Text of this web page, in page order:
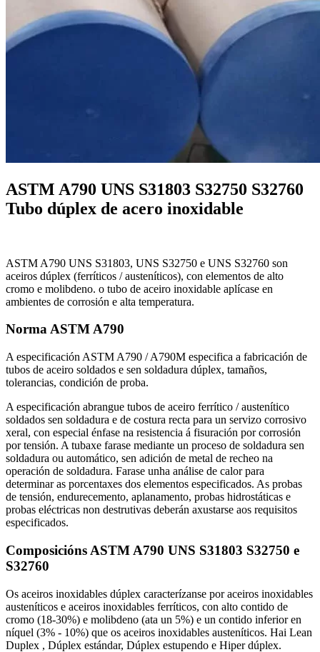
ASTM A790 UNS S31803 S32750 S32760
Tubo dúplex de acero inoxidable
ASTM A790 UNS S31803, UNS S32750 e UNS S32760 son
aceiros dúplex (ferríticos / austeníticos), con elementos de alto
cromo e molibdeno. o tubo de aceiro inoxidable aplícase en
ambientes de corrosión e alta temperatura.
Norma ASTM A790
A especificación ASTM A790 / A790M especifica a fabricación de
tubos de aceiro soldados e sen soldadura dúplex, tamaños,
tolerancias, condición de proba.
A especificación abrangue tubos de aceiro ferrítico / austenítico
soldados sen soldadura e de costura recta para un servizo corrosivo
xeral, con especial énfase na resistencia á fisuración por corrosión
por tensión. A tubaxe farase mediante un proceso de soldadura sen
soldadura ou automático, sen adición de metal de recheo na
operación de soldadura. Farase unha análise de calor para
determinar as porcentaxes dos elementos especificados. As probas
de tensión, endurecemento, aplanamento, probas hidrostáticas e
probas eléctricas non destrutivas deberán axustarse aos requisitos
especificados.
Composicións ASTM A790 UNS S31803 S32750 e
S32760
Os aceiros inoxidables dúplex caracterízanse por aceiros inoxidables
austeníticos e aceiros inoxidables ferríticos, con alto contido de
cromo (18-30%) e molibdeno (ata un 5%) e un contido inferior en
níquel (3% - 10%) que os aceiros inoxidables austeníticos. Hai Lean
Duplex , Dúplex estándar, Dúplex estupendo e Hiper dúplex.